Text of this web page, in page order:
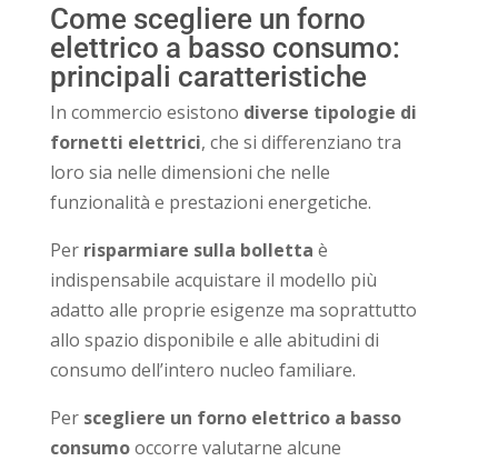
Come scegliere un forno
elettrico a basso consumo:
principali caratteristiche
In commercio esistono diverse tipologie di
fornetti elettrici, che si differenziano tra
loro sia nelle dimensioni che nelle
funzionalità e prestazioni energetiche.
Per risparmiare sulla bolletta è
indispensabile acquistare il modello più
adatto alle proprie esigenze ma soprattutto
allo spazio disponibile e alle abitudini di
consumo dell’intero nucleo familiare.
Per scegliere un forno elettrico a basso
consumooccorre valutarne alcune